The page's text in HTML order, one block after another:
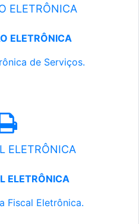
ELETRÔNICA
ELETRÔNICA
de Serviços.
ELETRÔNICA
ELETRÔNICA
Fiscal Eletrônica.